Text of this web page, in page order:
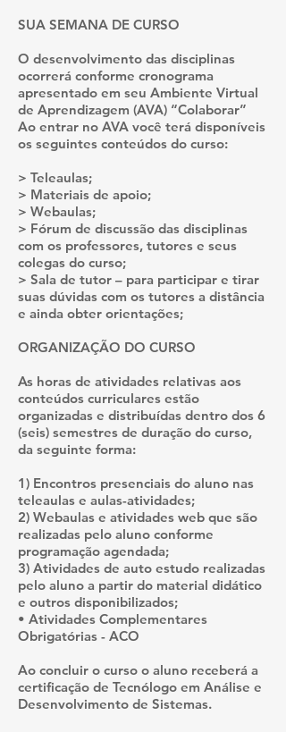
SUA SEMANA DE CURSO
O desenvolvimento das disciplinas
ocorrerá conforme cronograma
apresentado em seu Ambiente Virtual
de Aprendizagem (AVA) “Colaborar”
Ao entrar no AVA você terá disponíveis
os seguintes conteúdos do curso:
> Teleaulas;
> Materiais de apoio;
> Webaulas;
> Fórum de discussão das disciplinas
com os professores, tutores e seus
colegas do curso;
> Sala de tutor – para participar e tirar
suas dúvidas com os tutores a distância
e ainda obter orientações;
ORGANIZAÇÃO DO CURSO
As horas de atividades relativas aos
conteúdos curriculares estão
organizadas e distribuídas dentro dos 6
(seis) semestres de duração do curso,
da seguinte forma:
1) Encontros presenciais do aluno nas
teleaulas e aulas-atividades;
2) Webaulas e atividades web que são
realizadas pelo aluno conforme
programação agendada;
3) Atividades de auto estudo realizadas
pelo aluno a partir do material didático
e outros disponibilizados;
• Atividades Complementares
Obrigatórias - ACO
Ao concluir o curso o aluno receberá a
certificação de Tecnólogo em Análise e
Desenvolvimento de Sistemas.